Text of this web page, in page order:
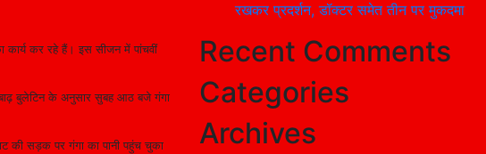
कार्य कर रहे हैं। इस सीजन में पांचवीं
बाढ़ बुलेटिन के अनुसार सुबह आठ बजे गंगा
की सड़क पर गंगा का पानी पहुंच चुका
रखकर प्रदर्शन, डॉक्टर समेत तीन पर मुकदमा
Recent Comments
Categories
Archives